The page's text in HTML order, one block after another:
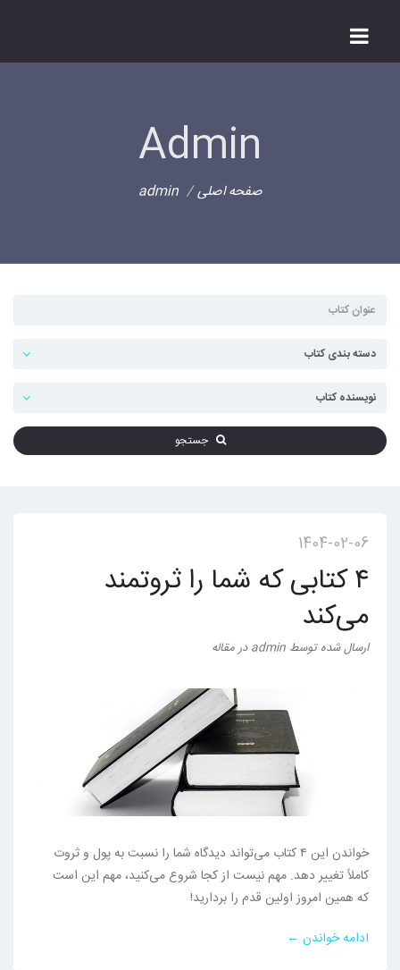
Admin
صفحه اصلی admin
جستجو
1404-02-06
۴ کتابی که شما را ثروتمند
می‌کند
ارسال شدهتوسط admin درمقاله
خواندن این ۴ کتاب می‌تواند دیدگاه شما را نسبت به پول و ثروت
کاملاً تغییر دهد. مهم نیست از کجا شروع می‌کنید، مهم این است
که همین امروز اولین قدم را بردارید!
ادامه خواندن ←